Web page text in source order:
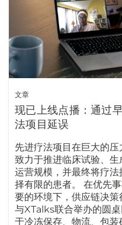
文章
现已上线点播：通过
法项目延误
先进疗法项目在巨大的
致力于推进临床试验、
运营规模，并最终将疗
择有限的患者。 在优先
要的环境下，供应链决
与XTalks联合举办的圆
于冷冻保存、物流、包